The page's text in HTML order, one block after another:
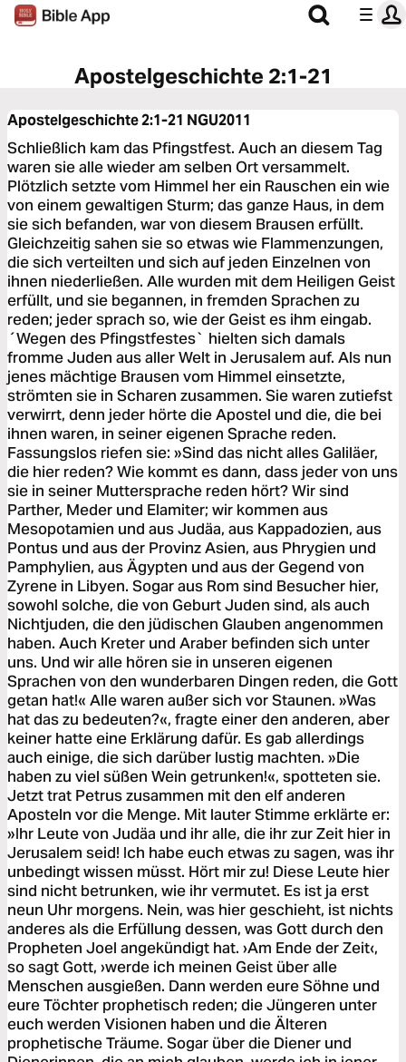
Apostelgeschichte 2:1-21
Apostelgeschichte 2:1-21 NGU2011
Schließlich kam das Pfingstfest. Auch an diesem Tag
waren sie alle wieder am selben Ort versammelt.
Plötzlich setzte vom Himmel her ein Rauschen ein wie
von einem gewaltigen Sturm; das ganze Haus, in dem
sie sich befanden, war von diesem Brausen erfüllt.
Gleichzeitig sahen sie so etwas wie Flammenzungen,
die sich verteilten und sich auf jeden Einzelnen von
ihnen niederließen. Alle wurden mit dem Heiligen Geist
erfüllt, und sie begannen, in fremden Sprachen zu
reden; jeder sprach so, wie der Geist es ihm eingab.
´Wegen des Pfingstfestes` hielten sich damals
fromme Juden aus aller Welt in Jerusalem auf. Als nun
jenes mächtige Brausen vom Himmel einsetzte,
strömten sie in Scharen zusammen. Sie waren zutiefst
verwirrt, denn jeder hörte die Apostel und die, die bei
ihnen waren, in seiner eigenen Sprache reden.
Fassungslos riefen sie: »Sind das nicht alles Galiläer,
die hier reden? Wie kommt es dann, dass jeder von uns
sie in seiner Muttersprache reden hört? Wir sind
Parther, Meder und Elamiter; wir kommen aus
Mesopotamien und aus Judäa, aus Kappadozien, aus
Pontus und aus der Provinz Asien, aus Phrygien und
Pamphylien, aus Ägypten und aus der Gegend von
Zyrene in Libyen. Sogar aus Rom sind Besucher hier,
sowohl solche, die von Geburt Juden sind, als auch
Nichtjuden, die den jüdischen Glauben angenommen
haben. Auch Kreter und Araber befinden sich unter
uns. Und wir alle hören sie in unseren eigenen
Sprachen von den wunderbaren Dingen reden, die Gott
getan hat!« Alle waren außer sich vor Staunen. »Was
hat das zu bedeuten?«, fragte einer den anderen, aber
keiner hatte eine Erklärung dafür. Es gab allerdings
auch einige, die sich darüber lustig machten. »Die
haben zu viel süßen Wein getrunken!«, spotteten sie.
Jetzt trat Petrus zusammen mit den elf anderen
Aposteln vor die Menge. Mit lauter Stimme erklärte er:
»Ihr Leute von Judäa und ihr alle, die ihr zur Zeit hier in
Jerusalem seid! Ich habe euch etwas zu sagen, was ihr
unbedingt wissen müsst. Hört mir zu! Diese Leute hier
sind nicht betrunken, wie ihr vermutet. Es ist ja erst
neun Uhr morgens. Nein, was hier geschieht, ist nichts
anderes als die Erfüllung dessen, was Gott durch den
Propheten Joel angekündigt hat. ›Am Ende der Zeit‹,
so sagt Gott, ›werde ich meinen Geist über alle
Menschen ausgießen. Dann werden eure Söhne und
eure Töchter prophetisch reden; die Jüngeren unter
euch werden Visionen haben und die Älteren
prophetische Träume. Sogar über die Diener und